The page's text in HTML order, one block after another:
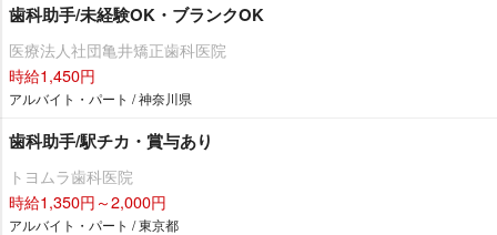
歯科助手/未経験OK・ブランクOK
医療法人社団亀井矯正歯科医院
時給1,450円
アルバイト・パート / 神奈川県
歯科助手/駅チカ・賞与あり
トヨムラ歯科医院
時給1,350円～2,000円
アルバイト・パート / 東京都